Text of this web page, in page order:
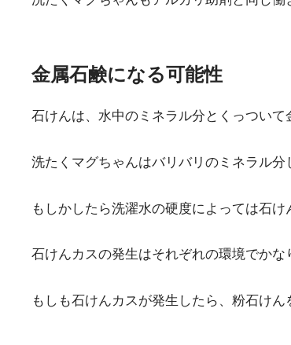
金属石鹸になる可能性
石けんは、水中のミネラル分とくっついて
洗たくマグちゃんはバリバリのミネラル分
もしかしたら洗濯水の硬度によっては石
石けんカスの発生はそれぞれの環境でか
もしも石けんカスが発生したら、粉石け